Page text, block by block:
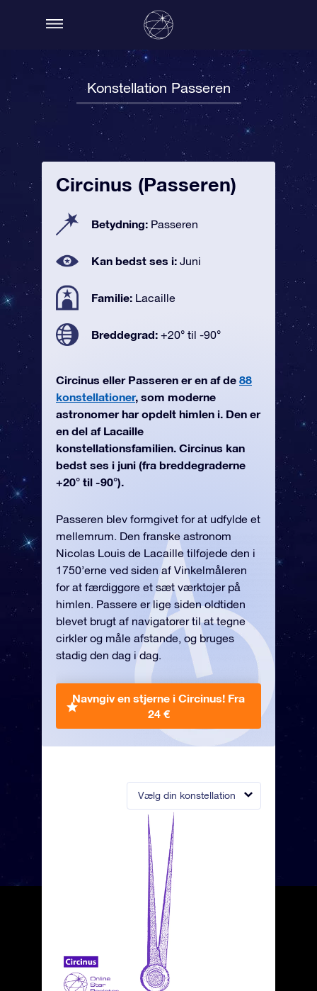
Konstellation Passeren
Vælg din konstellation
Circinus (Passeren)
Betydning: Passeren
Kan bedst ses i: Juni
Familie: Lacaille
Breddegrad: +20° til -90°
Circinus eller Passeren er en af de 88
konstellationer, som moderne
astronomer har opdelt himlen i. Den er
en del af Lacaille
konstellationsfamilien. Circinus kan
bedst ses i juni (fra breddegraderne
+20° til -90°).
Passeren blev formgivet for at udfylde et
mellemrum. Den franske astronom
Nicolas Louis de Lacaille tilføjede den i
1750’erne ved siden af Vinkelmåleren
for at færdiggøre et sæt værktøjer på
himlen. Passere er lige siden oldtiden
blevet brugt af navigatører til at tegne
cirkler og måle afstande, og bruges
stadig den dag i dag.
Navngiv en stjerne i Circinus! Fra
24 €